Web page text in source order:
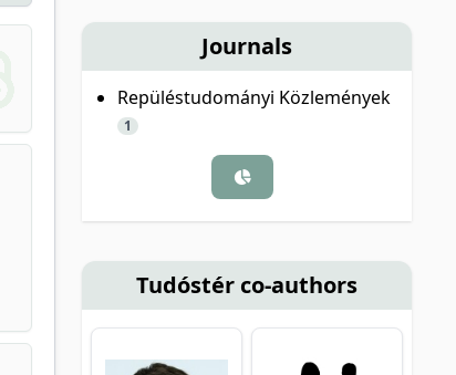
Journals
Repüléstudományi Közlemények
1
Tudóstér co-authors